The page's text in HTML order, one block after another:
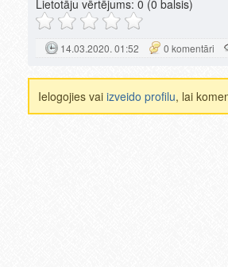
Lietotāju vērtējums: 0 (0 balsis)
14.03.2020. 01:52 0 komentāri
Ielogojies vaiizveido profilu, lai